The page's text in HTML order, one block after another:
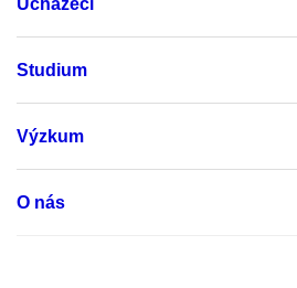
Uchazeči
Studium
Výzkum
O nás